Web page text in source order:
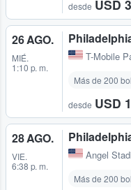
desde USD
26 AGO.
MIÉ.
1:10 p. m.
T-Mobile
Más de 200
desde USD
28 AGO.
VIE.
6:38 p. m.
Angel
Más de 200